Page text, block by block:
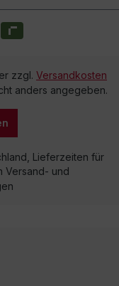
zzgl. Versandkosten
anders angegeben.
Lieferzeiten für
Versand- und